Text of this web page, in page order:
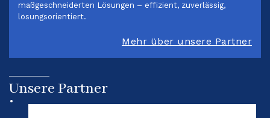
maßgeschneiderten Lösungen – effizient, zuverlässig,
lösungsorientiert.
Mehr über unsere Partner
Unsere Partner